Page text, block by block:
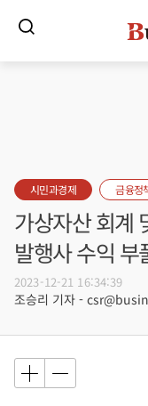
시민과경제 금융정
가상자산 회계
발행사 수익 부
2023-12-21 16:34:39
조승리 기자 -